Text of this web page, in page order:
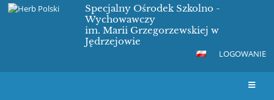
Specjalny Ośrodek Szkolno -
Wychowawczy
im. Marii Grzegorzewskiej w
Jędrzejowie
LOGOWANIE